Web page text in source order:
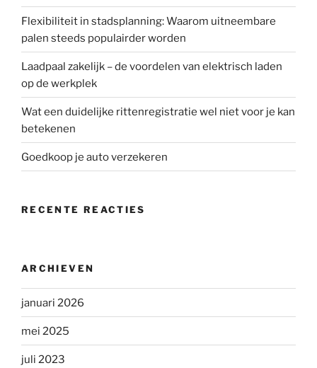
Flexibiliteit in stadsplanning: Waarom uitneembare
palen steeds populairder worden
Laadpaal zakelijk – de voordelen van elektrisch laden
op de werkplek
Wat een duidelijke rittenregistratie wel niet voor je kan
betekenen
Goedkoop je auto verzekeren
RECENTE REACTIES
ARCHIEVEN
januari 2026
mei 2025
juli 2023